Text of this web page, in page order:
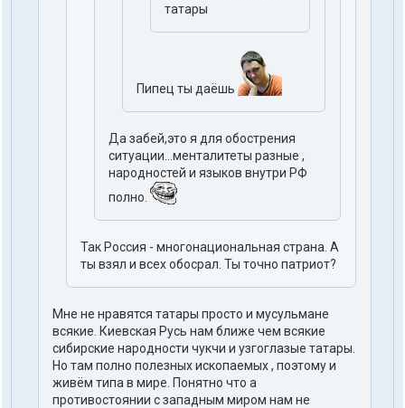
татары
Пипец ты даёшь
Да забей,это я для обострения
ситуации...менталитеты разные ,
народностей и языков внутри РФ
полно.
Так Россия - многонациональная страна. А
ты взял и всех обосрал. Ты точно патриот?
Мне не нравятся татары просто и мусульмане
всякие. Киевская Русь нам ближе чем всякие
сибирские народности чукчи и узгоглазые татары.
Но там полно полезных ископаемых , поэтому и
живём типа в мире. Понятно что а
противостоянии с западным миром нам не